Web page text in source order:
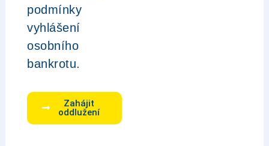
podmínky
vyhlášení
osobního
bankrotu.
Zahájit
oddlužení